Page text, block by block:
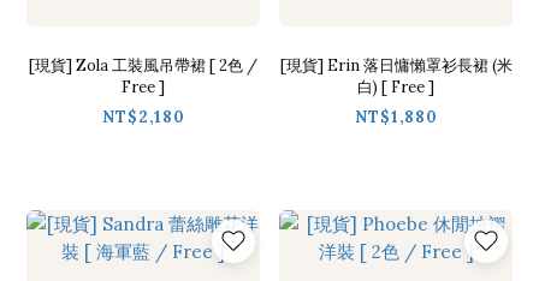
[現貨] Zola 工裝風吊帶裙 [ 2色 /
Free ]
NT$2,180
[現貨] Erin 落日慵懶罩衫長裙 (米
白) [ Free ]
NT$1,880